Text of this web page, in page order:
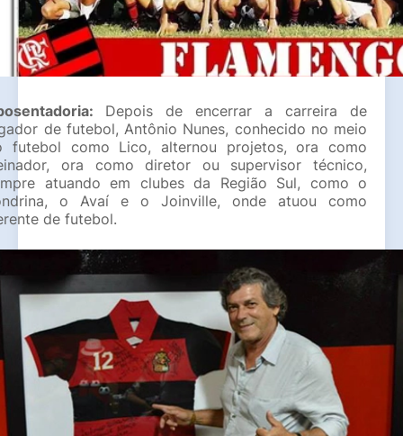
Depois de encerrar a carreira de
de futebol, Antônio Nunes, conhecido no meio
futebol como Lico, alternou projetos, ora como
ora como diretor ou supervisor técnico,
atuando em clubes da Região Sul, como o
o Avaí e o Joinville, onde atuou como
de futebol.